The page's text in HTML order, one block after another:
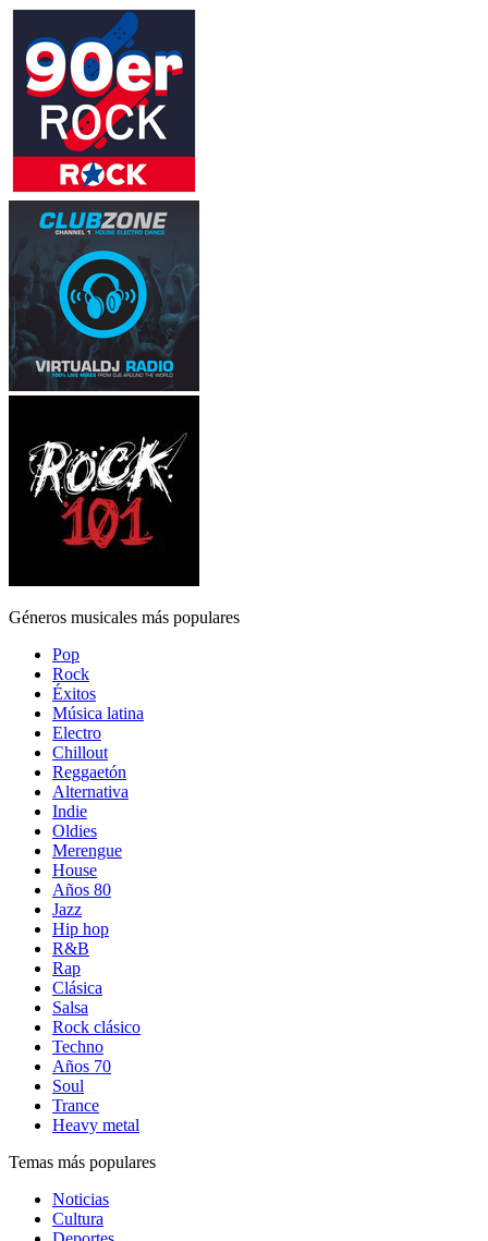
Géneros musicales más populares
Pop
Rock
Éxitos
Música latina
Electro
Chillout
Reggaetón
Alternativa
Indie
Oldies
Merengue
House
Años 80
Jazz
Hip hop
R&B
Rap
Clásica
Salsa
Rock clásico
Techno
Años 70
Soul
Trance
Heavy metal
Temas más populares
Noticias
Cultura